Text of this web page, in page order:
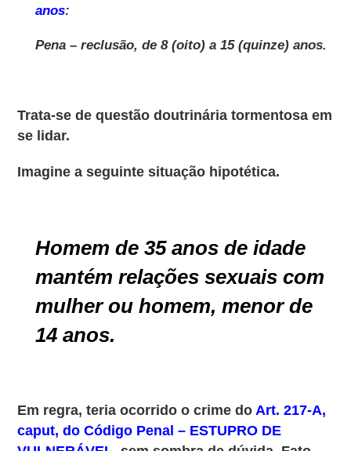
anos:
Pena – reclusão, de 8 (oito) a 15 (quinze) anos.
Trata-se de questão doutrinária tormentosa em
se lidar.
Imagine a seguinte situação hipotética.
Homem de 35 anos de idade
mantém relações sexuais com
mulher ou homem, menor de
14 anos.
Em regra, teria ocorrido o crime do Art. 217-A,
caput, do Código Penal – ESTUPRO DE